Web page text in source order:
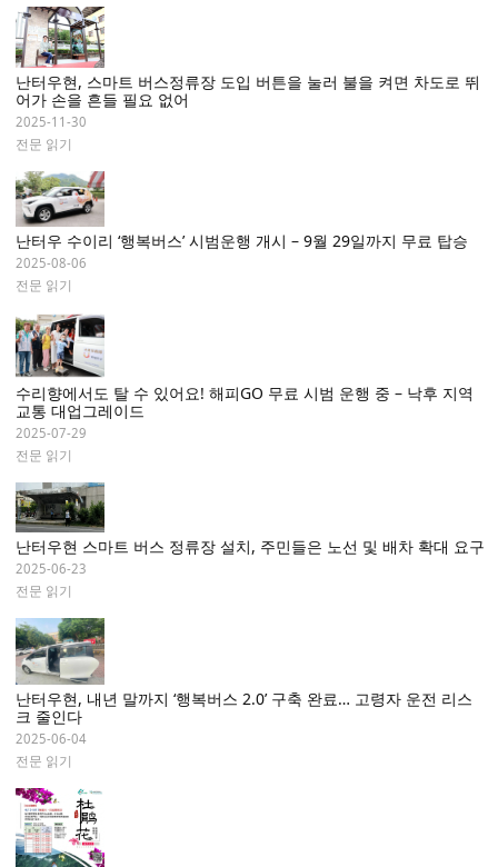
난터우현, 스마트 버스정류장 도입 버튼을 눌러 불을 켜면 차도로 뛰
어가 손을 흔들 필요 없어
2025-11-30
전문 읽기
난터우 수이리 ‘행복버스’ 시범운행 개시 – 9월 29일까지 무료 탑승
2025-08-06
전문 읽기
수리향에서도 탈 수 있어요! 해피GO 무료 시범 운행 중 – 낙후 지역
교통 대업그레이드
2025-07-29
전문 읽기
난터우현 스마트 버스 정류장 설치, 주민들은 노선 및 배차 확대 요구
2025-06-23
전문 읽기
난터우현, 내년 말까지 ‘행복버스 2.0’ 구축 완료… 고령자 운전 리스
크 줄인다
2025-06-04
전문 읽기